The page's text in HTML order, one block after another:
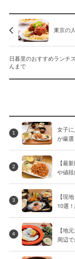
東京の
日暮里のおすすめランチ
んまで
1
女子
が厳選
2
【最
や値
3
【現
10選
4
【地
周辺